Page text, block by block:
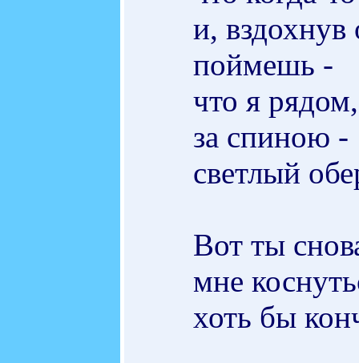
и, вздохнув
поймешь -
что я
за спиною -
светлый
Вот ты
мне
хоть бы